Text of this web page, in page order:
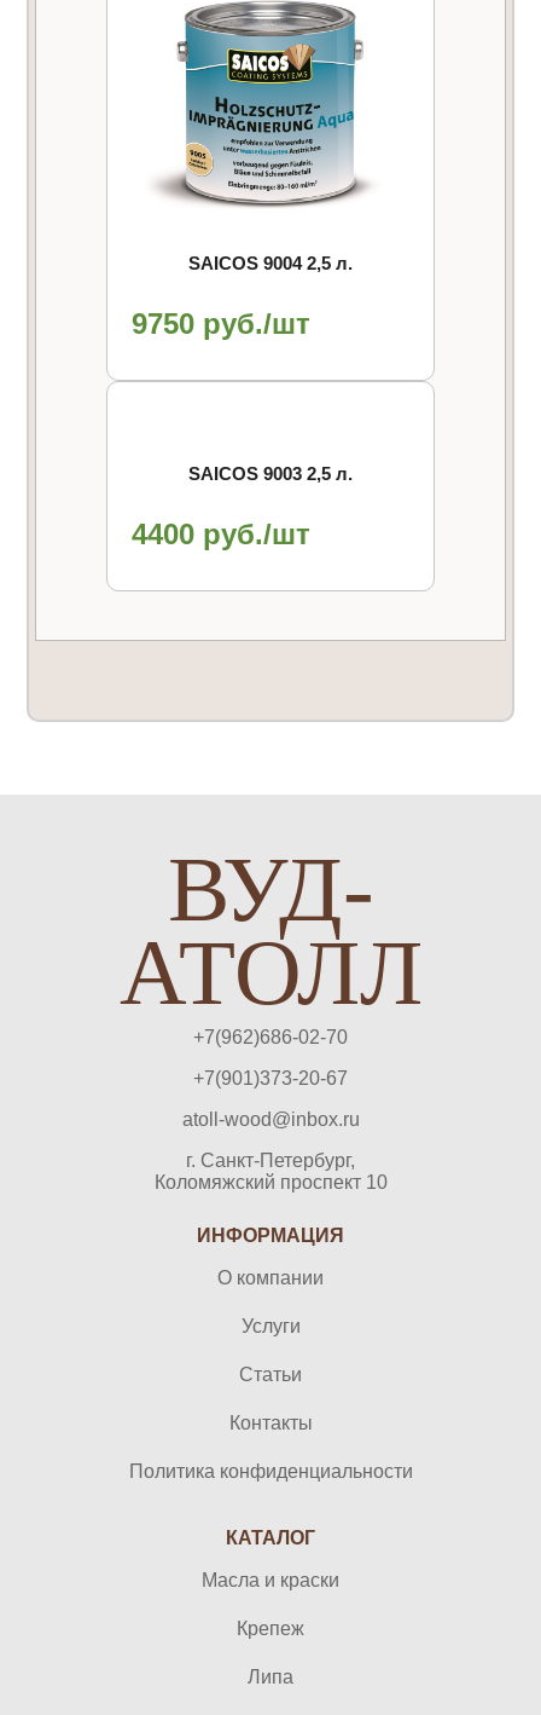
SAICOS 9004 2,5 л.
9750 руб./шт
SAICOS 9003 2,5 л.
4400 руб./шт
ВУД-
АТОЛЛ
+7(962)686-02-70
+7(901)373-20-67
atoll-wood@inbox.ru
г. Санкт-Петербург,
Коломяжский проспект 10
ИНФОРМАЦИЯ
О компании
Услуги
Статьи
Контакты
Политика конфиденциальности
КАТАЛОГ
Масла и краски
Крепеж
Липа